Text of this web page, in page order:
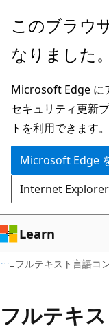
メ
ン
ン
テ
ン
ツ
に
ス
キ
ッ
プ
このブラウ
なりました。
Microsoft Edge に
セキュリティ更新
トを利用できます。
Microsoft Edge
Internet
Learn
フルテキスト言語コ
フルテキ